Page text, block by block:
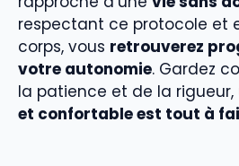
respectant ce protocole et
corps, vous retrouverez
votre autonomie. Gardez
la patience et de la rigueur,
et confortable est tout à